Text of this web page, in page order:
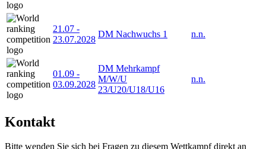
21.07 -
23.07.2028
DM Nachwuchs 1 n.n.
01.09 -
03.09.2028
DM Mehrkampf
M/W/U
23/U20/U18/U16
n.n.
Kontakt
Bitte wenden Sie sich bei Fragen zu diesem Wettkampf direkt an